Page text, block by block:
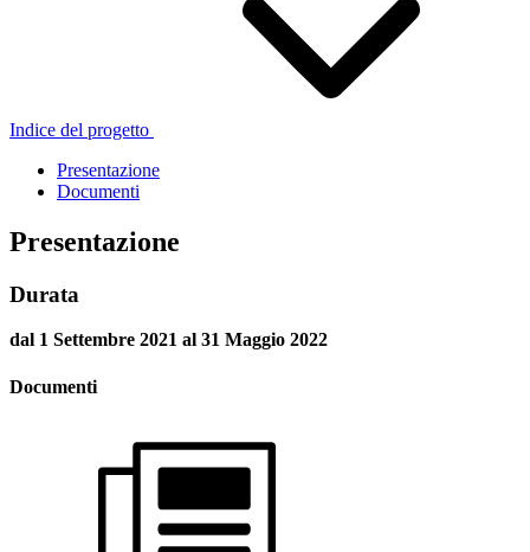
Indice del progetto
Presentazione
Documenti
Presentazione
Durata
dal 1 Settembre 2021 al 31 Maggio 2022
Documenti